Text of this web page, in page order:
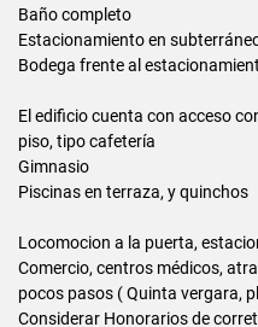
Baño completo
Estacionamiento en
Bodega frente al
El edificio cuenta con acceso
piso, tipo cafetería
Gimnasio
Piscinas en terraza, y quinchos
Locomocion a la puerta,
Comercio, centros médicos,
pocos pasos ( Quinta vergara,
Considerar Honorarios de